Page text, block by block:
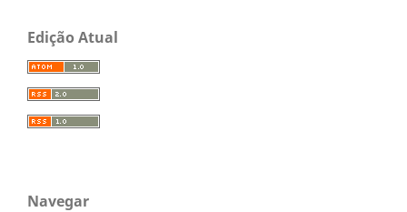
Edição Atual
Navegar